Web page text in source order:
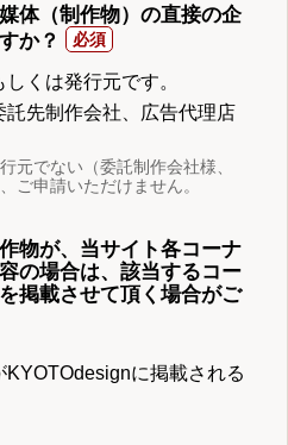
体（制作物）の直接の企
か？
くは発行元です。
託先制作会社、広告代理店
元でない（委託制作会社様、
ご申請いただけません。
物が、当サイト各コーナ
の場合は、該当するコー
掲載させて頂く場合がご
に掲載される